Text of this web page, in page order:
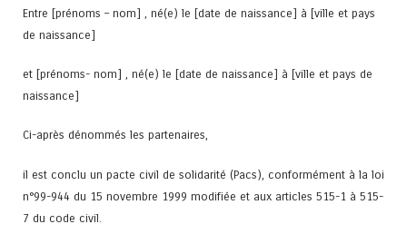
Entre [prénoms – nom] , né(e) le [date de naissance] à [ville et pays
de naissance]
et [prénoms- nom] , né(e) le [date de naissance] à [ville et pays de
naissance]
Ci-après dénommés les partenaires,
il est conclu un pacte civil de solidarité (Pacs), conformément à la loi
n°99-944 du 15 novembre 1999 modifiée et aux articles 515-1 à 515-
7 du code civil.